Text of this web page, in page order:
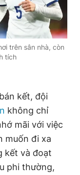
trên sân nhà, còn
tích
kết, đội
không chỉ
mãi với việc
muốn đi xa
kết và đoạt
phi thường,